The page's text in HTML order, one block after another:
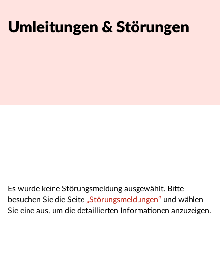
Umleitungen & Störungen
Es wurde keine Störungsmeldung ausgewählt. Bitte
besuchen Sie die Seite „Störungsmeldungen“ und wählen
Sie eine aus, um die detaillierten Informationen anzuzeigen.